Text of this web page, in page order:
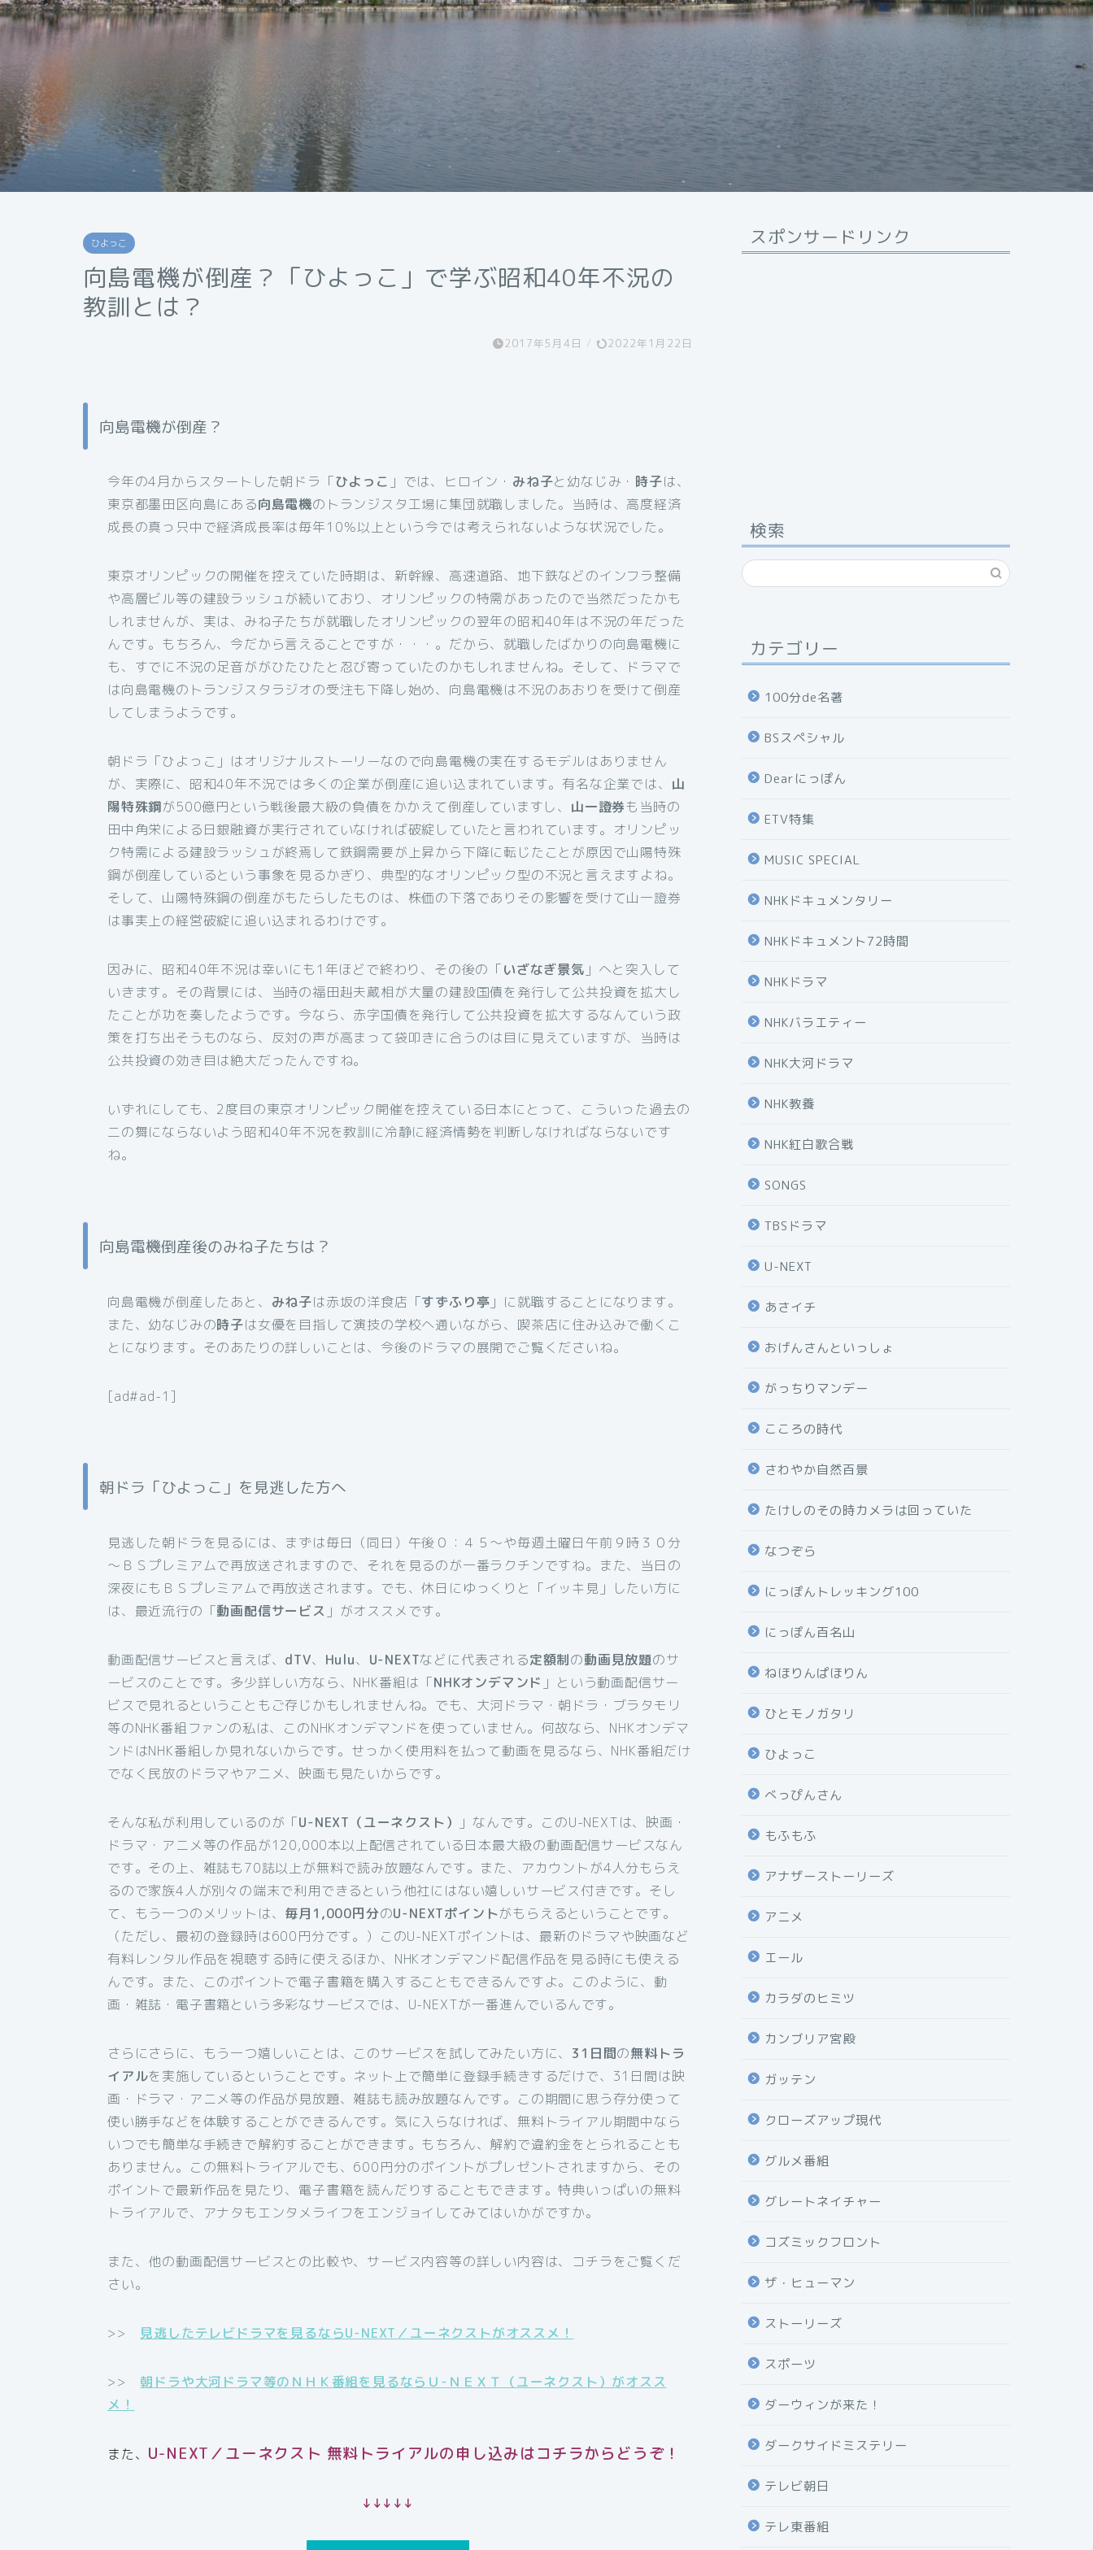
ひよっこ
向島電機が倒産？「ひよっこ」で学ぶ昭和40年不況の
教訓とは？
2017年5月4日 / 2022年1月22日
向島電機が倒産？
今年の4月からスタートした朝ドラ「ひよっこ 」では、ヒロイン・ みね子と幼なじみ・ 時子は、
東京都墨田区向島にある向島電機のトランジスタ工場に集団就職しました。当時は、高度経済
成長の真っ只中で経済成長率は毎年10％以上という今では考えられないような状況でした。
東京オリンピックの開催を控えていた時期は、新幹線、高速道路、地下鉄などのインフラ整備
や高層ビル等の建設ラッシュが続いており、オリンピックの特需があったので当然だったかも
しれませんが、実は、みね子たちが就職したオリンピックの翌年の昭和40年は不況の年だった
んです。もちろん、今だから言えることですが・・・。だから、就職したばかりの向島電機に
も、すでに不況の足音ががひたひたと忍び寄っていたのかもしれませんね。そして、ドラマで
は向島電機のトランジスタラジオの受注も下降し始め、向島電機は不況のあおりを受けて倒産
してしまうようです。
朝ドラ「ひよっこ」はオリジナルストーリーなので向島電機の実在するモデルはありません
が、実際に、昭和40年不況では多くの企業が倒産に追い込まれています。有名な企業では、 山
陽特殊鋼が500億円という戦後最大級の負債をかかえて倒産していますし、 山一證券も当時の
田中角栄による日銀融資が実行されていなければ破綻していたと言われています。オリンピッ
ク特需による建設ラッシュが終焉して鉄鋼需要が上昇から下降に転じたことが原因で山陽特殊
鋼が倒産しているという事象を見るかぎり、典型的なオリンピック型の不況と言えますよね。
そして、山陽特殊鋼の倒産がもたらしたものは、株価の下落でありその影響を受けて山一證券
は事実上の経営破綻に追い込まれるわけです。
因みに、昭和40年不況は幸いにも1年ほどで終わり、その後の「いざなぎ景気 」へと突入して
いきます。その背景には、当時の福田赳夫蔵相が大量の建設国債を発行して公共投資を拡大し
たことが功を奏したようです。今なら、赤字国債を発行して公共投資を拡大するなんていう政
策を打ち出そうものなら、反対の声が高まって袋叩きに合うのは目に見えていますが、当時は
公共投資の効き目は絶大だったんですね。
いずれにしても、2度目の東京オリンピック開催を控えている日本にとって、こういった過去の
二の舞にならないよう昭和40年不況を教訓に冷静に経済情勢を判断しなければならないです
ね。
向島電機倒産後のみね子たちは？
向島電機が倒産したあと、 みね子は赤坂の洋食店「すずふり亭 」に就職することになります。
また、幼なじみの時子は女優を目指して演技の学校へ通いながら、喫茶店に住み込みで働くこ
とになります。そのあたりの詳しいことは、今後のドラマの展開でご覧くださいね。
[ad#ad-1]
朝ドラ「ひよっこ」を見逃した方へ
見逃した朝ドラを見るには、まずは毎日（同日）午後０：４５～や毎週土曜日午前９時３０分
～ＢＳプレミアムで再放送されますので、それを見るのが一番ラクチンですね。また、当日の
深夜にもＢＳプレミアムで再放送されます。でも、休日にゆっくりと「イッキ見」したい方に
は、最近流行の「動画配信サービス 」がオススメです。
動画配信サービスと言えば、 dTV、 Hulu、 U-NEXTなどに代表される定額制の動画見放題のサ
ービスのことです。多少詳しい方なら、NHK番組は「NHKオンデマンド 」という動画配信サー
ビスで見れるということもご存じかもしれませんね。でも、大河ドラマ・朝ドラ・ブラタモリ
等のNHK番組ファンの私は、このNHKオンデマンドを使っていません。何故なら、NHKオンデマ
ンドはNHK番組しか見れないからです。せっかく使用料を払って動画を見るなら、NHK番組だけ
でなく民放のドラマやアニメ、映画も見たいからです。
そんな私が利用しているのが「U-NEXT（ユーネクスト）
」なんです。このU-NEXTは、映画・
ドラマ・アニメ等の作品が120,000本以上配信されている日本最大級の動画配信サービスなん
です。その上、雑誌も70誌以上が無料で読み放題なんです。また、アカウントが4人分もらえ
るので家族4人が別々の端末で利用できるという他社にはない嬉しいサービス付きです。そし
て、もう一つのメリットは、 毎月1,000円分のU-NEXTポイントがもらえるということです。
（ただし、最初の登録時は600円分です。）このU-NEXTポイントは、最新のドラマや映画など
有料レンタル作品を視聴する時に使えるほか、NHKオンデマンド配信作品を見る時にも使える
んです。また、このポイントで電子書籍を購入することもできるんですよ。このように、動
画・雑誌・電子書籍という多彩なサービスでは、U-NEXTが一番進んでいるんです。
さらにさらに、もう一つ嬉しいことは、このサービスを試してみたい方に、 31日間の無料トラ
イアルを実施しているということです。ネット上で簡単に登録手続きするだけで、31日間は映
画・ドラマ・アニメ等の作品が見放題、雑誌も読み放題なんです。この期間に思う存分使って
使い勝手などを体験することができるんです。気に入らなければ、無料トライアル期間中なら
いつでも簡単な手続きで解約することができます。もちろん、解約で違約金をとられることも
ありません。この無料トライアルでも、600円分のポイントがプレゼントされますから、その
ポイントで最新作品を見たり、電子書籍を読んだりすることもできます。特典いっぱいの無料
トライアルで、アナタもエンタメライフをエンジョイしてみてはいかがですか。
また、他の動画配信サービスとの比較や、サービス内容等の詳しい内容は、コチラをご覧くだ
さい。
>> 見逃したテレビドラマを見るならU-NEXT／ユーネクストがオススメ！
>> 朝ドラや大河ドラマ等のＮＨＫ番組を見るならＵ-ＮＥＸＴ（ユーネクスト）がオスス
メ！
また、 U-NEXT／ユーネクスト 無料トライアルの申し込みはコチラからどうぞ！
↓↓↓↓↓
スポンサードリンク
検索
カテゴリー
100分de名著
BSスペシャル
Dearにっぽん
ETV特集
MUSIC SPECIAL
NHKドキュメンタリー
NHKドキュメント72時間
NHKドラマ
NHKバラエティー
NHK大河ドラマ
NHK教養
NHK紅白歌合戦
SONGS
TBSドラマ
U-NEXT
あさイチ
おげんさんといっしょ
がっちりマンデー
こころの時代
さわやか自然百景
たけしのその時カメラは回っていた
なつぞら
にっぽんトレッキング100
にっぽん百名山
ねほりんぱほりん
ひとモノガタリ
ひよっこ
べっぴんさん
もふもふ
アナザーストーリーズ
アニメ
エール
カラダのヒミツ
カンブリア宮殿
ガッテン
クローズアップ現代
グルメ番組
グレートネイチャー
コズミックフロント
ザ・ヒューマン
ストーリーズ
スポーツ
ダーウィンが来た！
ダークサイドミステリー
テレビ朝日
テレ東番組